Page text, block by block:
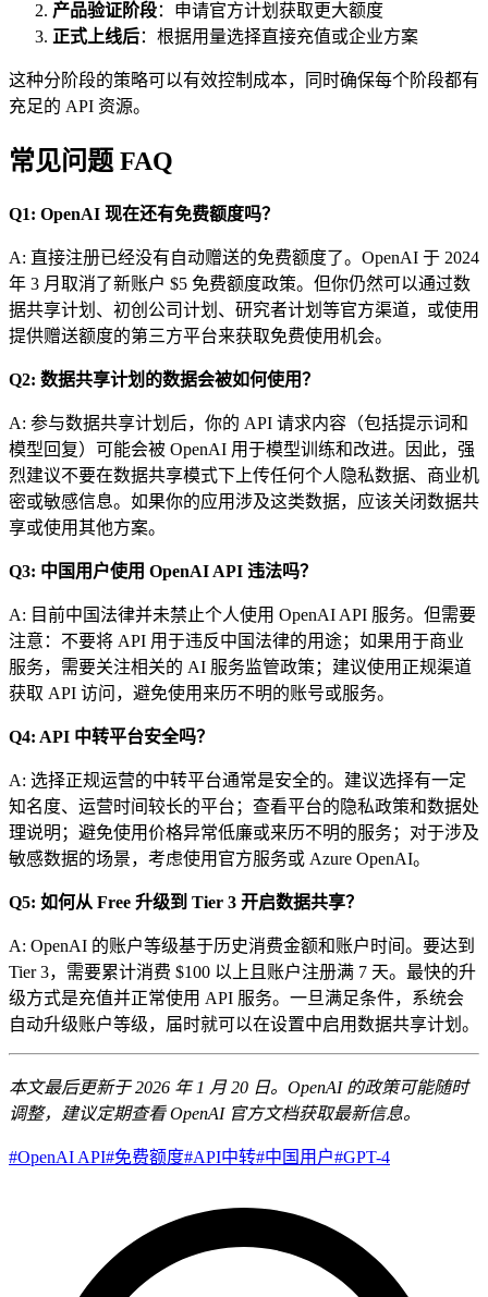
产品验证阶段：申请官方计划获取更大额度
正式上线后：根据用量选择直接充值或企业方案
这种分阶段的策略可以有效控制成本，同时确保每个阶段都有
充足的 API 资源。
常见问题 FAQ
Q1: OpenAI 现在还有免费额度吗？
A: 直接注册已经没有自动赠送的免费额度了。OpenAI 于 2024
年 3 月取消了新账户 $5 免费额度政策。但你仍然可以通过数
据共享计划、初创公司计划、研究者计划等官方渠道，或使用
提供赠送额度的第三方平台来获取免费使用机会。
Q2: 数据共享计划的数据会被如何使用？
A: 参与数据共享计划后，你的 API 请求内容（包括提示词和
模型回复）可能会被 OpenAI 用于模型训练和改进。因此，强
烈建议不要在数据共享模式下上传任何个人隐私数据、商业机
密或敏感信息。如果你的应用涉及这类数据，应该关闭数据共
享或使用其他方案。
Q3: 中国用户使用 OpenAI API 违法吗？
A: 目前中国法律并未禁止个人使用 OpenAI API 服务。但需要
注意：不要将 API 用于违反中国法律的用途；如果用于商业
服务，需要关注相关的 AI 服务监管政策；建议使用正规渠道
获取 API 访问，避免使用来历不明的账号或服务。
Q4: API 中转平台安全吗？
A: 选择正规运营的中转平台通常是安全的。建议选择有一定
知名度、运营时间较长的平台；查看平台的隐私政策和数据处
理说明；避免使用价格异常低廉或来历不明的服务；对于涉及
敏感数据的场景，考虑使用官方服务或 Azure OpenAI。
Q5: 如何从 Free 升级到 Tier 3 开启数据共享？
A: OpenAI 的账户等级基于历史消费金额和账户时间。要达到
Tier 3，需要累计消费 $100 以上且账户注册满 7 天。最快的升
级方式是充值并正常使用 API 服务。一旦满足条件，系统会
自动升级账户等级，届时就可以在设置中启用数据共享计划。
本文最后更新于 2026 年 1 月 20 日。OpenAI 的政策可能随时
调整，建议定期查看 OpenAI 官方文档获取最新信息。
#OpenAI API#免费额度#API中转#中国用户#GPT-4